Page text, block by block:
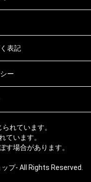
表記
ー
れています。
ています。
す場合があります。
プ- All Rights Reserved.